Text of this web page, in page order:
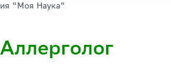
"Моя Наука"